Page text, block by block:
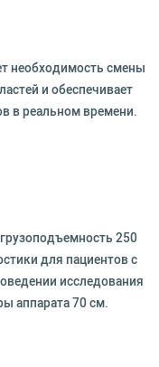
необходимость смены
и обеспечивает
в реальном времени.
250
для пациентов с
исследования
аппарата 70 см.